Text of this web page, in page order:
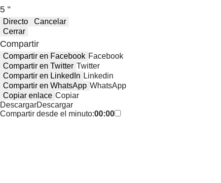
5 "
Directo
Cancelar
Cerrar
Compartir
Compartir en Facebook Facebook
Compartir en Twitter Twitter
Compartir en LinkedIn Linkedin
Compartir en WhatsApp WhatsApp
Copiar enlace Copiar
DescargarDescargar
Compartir desde el minuto:00:00